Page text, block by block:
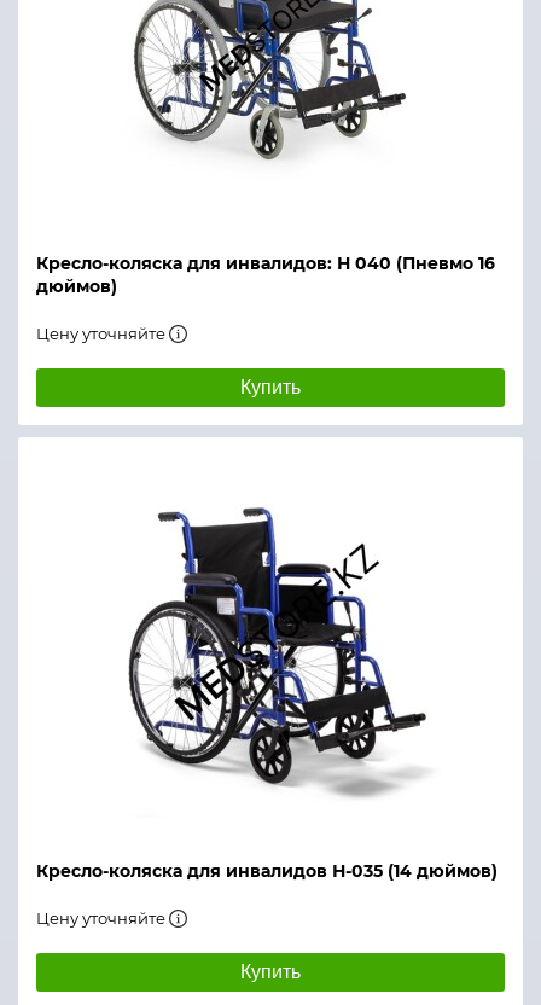
Кресло-коляска для инвалидов: Н 040 (Пневмо 16
дюймов)
Цену уточняйте
Купить
Кресло-коляска для инвалидов Н-035 (14 дюймов)
Цену уточняйте
Купить